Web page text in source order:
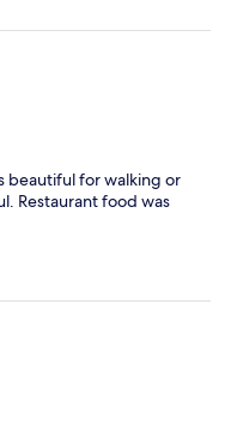
beautiful for walking or
Restaurant food was